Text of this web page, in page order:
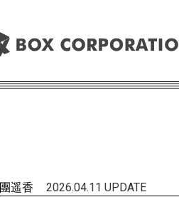
團遥香 2026.04.11 UPDATE